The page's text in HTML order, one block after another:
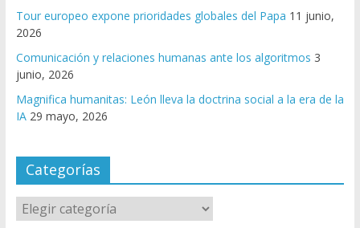
Tour europeo expone prioridades globales del Papa 11 junio,
2026
Comunicación y relaciones humanas ante los algoritmos 3
junio, 2026
Magnifica humanitas: León lleva la doctrina social a la era de la
IA 29 mayo, 2026
Categorías